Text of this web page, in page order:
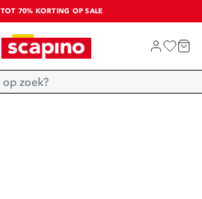
TOT 70% KORTING OP SALE
SALE: LAATSTE KANS!
SHOP NIEUW
Home